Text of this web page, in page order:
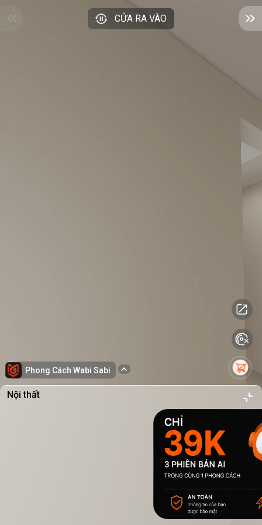
CỬA RA VÀO
Phong Cách Wabi Sabi
Nội thất